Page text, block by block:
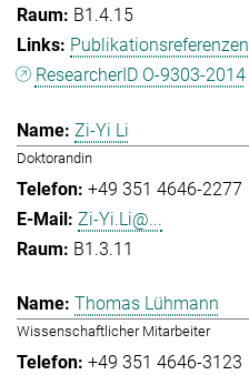
B1.4.15
Publikationsreferenzen
ResearcherID O-9303-2014
Zi-Yi Li
Doktorandin
+49 351 4646-2277
Zi-Yi.Li@...
B1.3.11
Thomas Lühmann
Wissenschaftlicher Mitarbeiter
+49 351 4646-3123